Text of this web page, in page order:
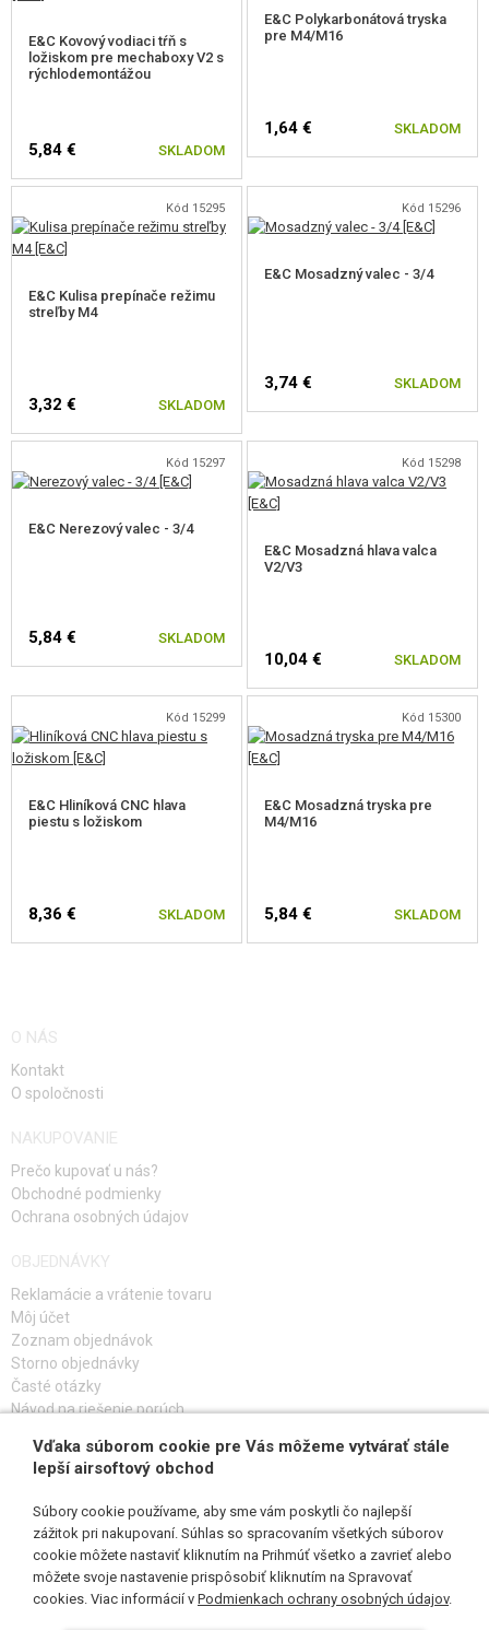
E&C Kovový vodiaci tŕň s
ložiskom pre mechaboxy V2 s
rýchlodemontážou
5,84 € SKLADOM
E&C Polykarbonátová tryska
pre M4/M16
1,64 € SKLADOM
Kód 15295
E&C Kulisa prepínače režimu
streľby M4
3,32 € SKLADOM
Kód 15296
E&C Mosadzný valec - 3/4
3,74 € SKLADOM
Kód 15297
E&C Nerezový valec - 3/4
5,84 € SKLADOM
Kód 15298
E&C Mosadzná hlava valca
V2/V3
10,04 € SKLADOM
Kód 15299
E&C Hliníková CNC hlava
piestu s ložiskom
8,36 € SKLADOM
Kód 15300
E&C Mosadzná tryska pre
M4/M16
5,84 € SKLADOM
O NÁS
Kontakt
O spoločnosti
NAKUPOVANIE
Prečo kupovať u nás?
Obchodné podmienky
Ochrana osobných údajov
OBJEDNÁVKY
Reklamácie a vrátenie tovaru
Môj účet
Zoznam objednávok
Storno objednávky
Časté otázky
Návod na riešenie porúch
PRIHLÁS SA K ODBERU
SLEDUJ NÁS
Vďaka súborom cookie pre Vás môžeme vytvárať stále
lepší airsoftový obchod
Súbory cookie používame, aby sme vám poskytli čo najlepší
zážitok pri nakupovaní. Súhlas so spracovaním všetkých súborov
cookie môžete nastaviť kliknutím na Prihmúť všetko a zavrieť alebo
môžete svoje nastavenie prispôsobiť kliknutím na Spravovať
cookies. Viac informácií v Podmienkach ochrany osobných údajov.